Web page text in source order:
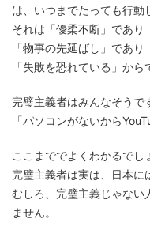
は、いつまでたっても行動
それは「優柔不断」であり
「物事の先延ばし」であり
「失敗を恐れている」から
完璧主義者はみんなそうで
「パソコンがないから
ここまででよくわかるでし
完璧主義者は実は、日本に
むしろ、完璧主義じゃない
ません。